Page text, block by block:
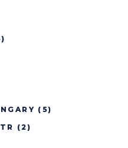
(5)
(2)